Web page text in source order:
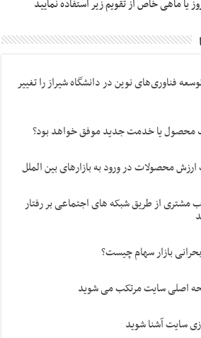
ماهی خاص از تقویم زیر استفاده نمایید
فناوری‌های نوین در دانشگاه شیراز را تغییر
محصول یا خدمت جدید موفق خواهد بود؟
ارزش محصولات در ورود به بازارهای بین الملل
مشتری از طریق شبکه های اجتماعی بر رفتار
بازار سهام چیست؟
سایت آشنا شوید